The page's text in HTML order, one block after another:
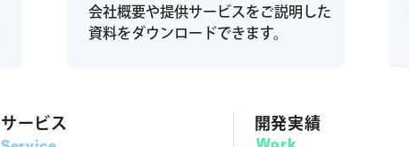
会社概要や提供サービスをご説明した
資料をダウンロードできます。
サービス 開発実績